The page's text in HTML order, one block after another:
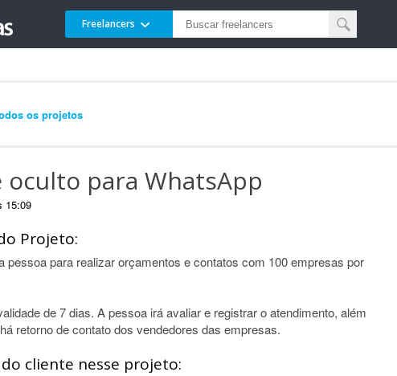
Freelancers
os projetos
oculto para WhatsApp
15:09
Projeto:
pessoa para realizar orçamentos e contatos com 100 empresas por
de 7 dias. A pessoa irá avaliar e registrar o atendimento, além
retorno de contato dos vendedores das empresas.
cliente nesse projeto: